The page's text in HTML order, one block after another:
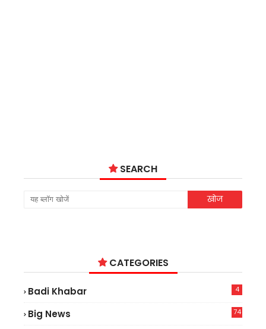
SEARCH
CATEGORIES
Badi Khabar 4
Big News
74